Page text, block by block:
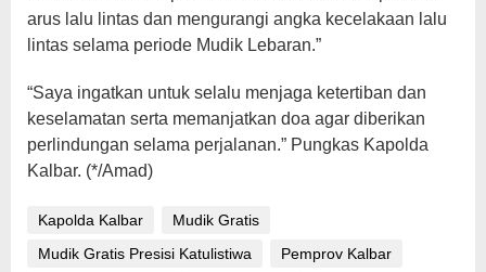
arus lalu lintas dan mengurangi angka kecelakaan lalu
lintas selama periode Mudik Lebaran.”
“Saya ingatkan untuk selalu menjaga ketertiban dan
keselamatan serta memanjatkan doa agar diberikan
perlindungan selama perjalanan.” Pungkas Kapolda
Kalbar. (*/Amad)
Kapolda Kalbar
Mudik Gratis
Mudik Gratis Presisi Katulistiwa
Pemprov Kalbar